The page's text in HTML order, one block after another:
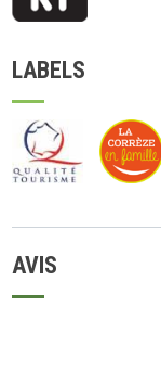
LABELS
AVIS